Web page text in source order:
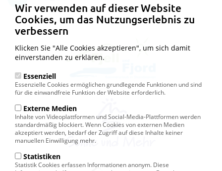
Wir verwenden auf dieser Website
Cookies, um das Nutzungserlebnis zu
verbessern
Klicken Sie "Alle Cookies akzeptieren", um sich damit
einverstanden zu erklären.
Essenziell
Essenzielle Cookies ermöglichen grundlegende Funktionen und sind
für die einwandfreie Funktion der Website erforderlich.
Externe Medien
Inhalte von Videoplattformen und Social-Media-Plattformen werden
standardmäßig blockiert. Wenn Cookies von externen Medien
akzeptiert werden, bedarf der Zugriff auf diese Inhalte keiner
manuellen Einwilligung mehr.
Statistiken
Statistik Cookies erfassen Informationen anonym. Diese